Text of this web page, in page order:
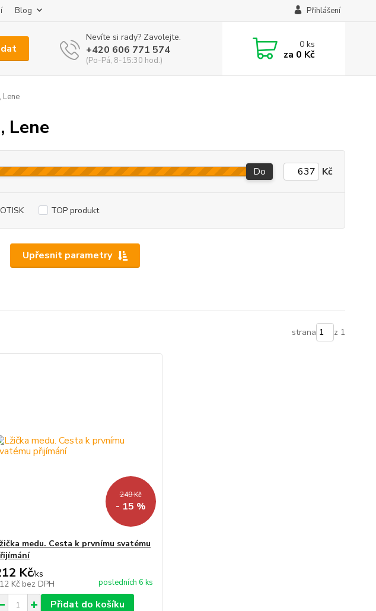
Blog Přihlášení
Nevíte si rady? Zavolejte.
+420 606 771 574
(Po-Pá, 8-15:30 hod.)
0ks
za 0 Kč
Lene
Lene
Upřesnit parametry
Do Kč
TOP produkt
strana z 1
249 Kč
- 15 %
medu. Cesta k prvnímu svatému
Kč/ks
Kč bez DPH posledních 6 ks
Přidat do košíku